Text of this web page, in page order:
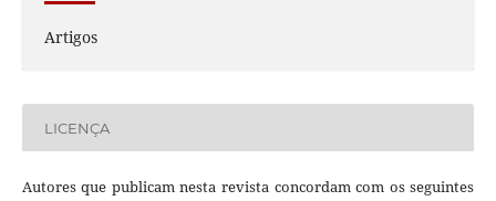
Artigos
LICENÇA
Autores que publicam nesta revista concordam com os seguintes